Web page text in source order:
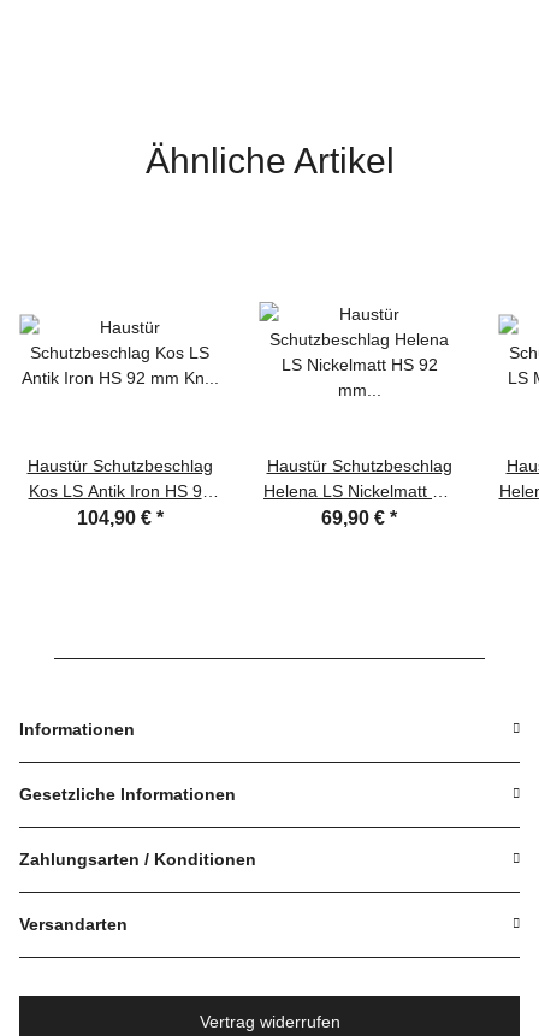
Ähnliche Artikel
Haustür Schutzbeschlag
Kos LS Antik Iron HS 92
mm Kn - Dr Türdrücker
104,90 € *
Haustür Schutzbeschlag
Helena LS Nickelmatt HS
92 mm Dr-Dr mit ZA
69,90 € *
Informationen
Gesetzliche Informationen
Zahlungsarten / Konditionen
Versandarten
Vertrag widerrufen